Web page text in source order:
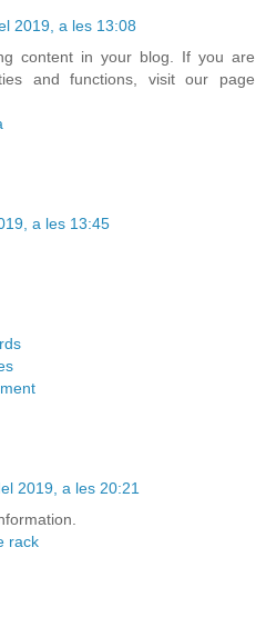
2019, a les 13:08
content in your blog. If you are
and functions, visit our page
a les 13:45
2019, a les 20:21
rack